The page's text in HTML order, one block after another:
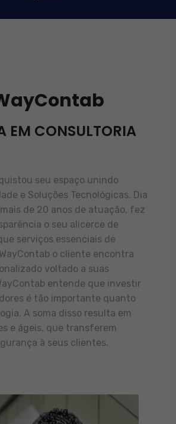
EM CONSULTORIA
seu espaço unindo
e Soluções Tecnológicas. Dia
de 20 anos de atuação, fez
o seu alicerce de
serviços essenciais de
o cliente encontra
voltado a suas
entende que investir
é tão importante quanto
A soma disso resulta em
e ágeis, que transferem
à seus clientes.